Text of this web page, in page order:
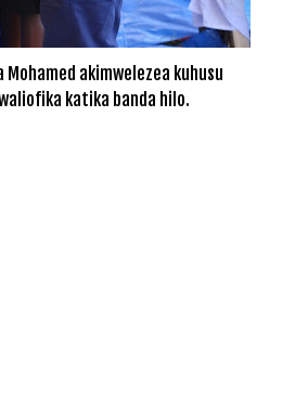
akimwelezea kuhusu
katika banda hilo.